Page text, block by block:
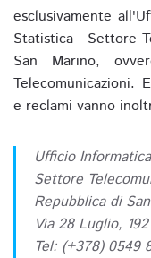
esclusivamente
Statistica - Settore
San Marino,
Telecomunicazioni.
e reclami vanno
Ufficio
Settore
Repubblica di
Via 28 Luglio,
Tel: (+378) 0549